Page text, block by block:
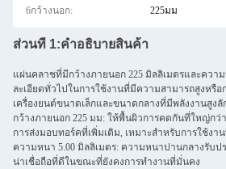
6กว้างนอก: 225มม
ส่วนที่ 1:คําอธิบายสินค้า
แผ่นคลาชที่มีกว้างภายนอก 225 มิลลิเมตรและความ
ละเอียดทั่วไปในการใช้งานที่มีความสามารถสูงหรือ
เครื่องยนต์ขนาดเล็กและขนาดกลางที่มีพลังงานสูง
กว้างภายนอก 225 มม: ให้พื้นผิวการคดกันที่ใหญ่กว่
การส่งมอบทอร์คที่เพิ่มเติม, เหมาะสําหรับการใช้งา
ความหนา 5.00 มิลลิเมตร: ความหนาปานกลางรับ
น่าเชื่อถือที่ดีในขณะที่ยังคงการทํางานที่มั่นคง